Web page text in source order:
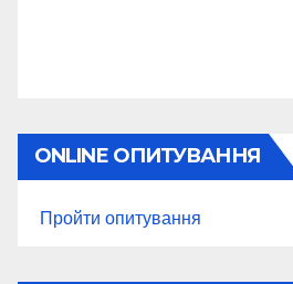
ONLINE ОПИТУВАННЯ
Пройти опитування